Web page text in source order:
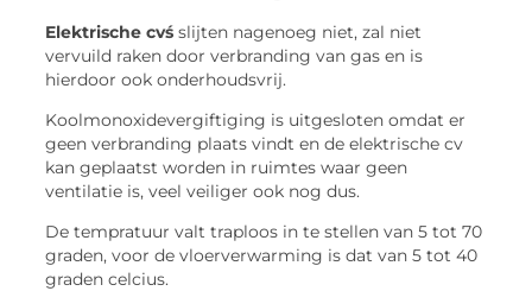
Elektrische cvśslijten nagenoeg niet, zal niet
vervuild raken door verbranding van gas en is
hierdoor ook onderhoudsvrij.
Koolmonoxidevergiftiging is uitgesloten omdat er
geen verbranding plaats vindt en de elektrische cv
kan geplaatst worden in ruimtes waar geen
ventilatie is, veel veiliger ook nog dus.
De tempratuur valt traploos in te stellen van 5 tot 70
graden, voor de vloerverwarming is dat van 5 tot 40
graden celcius.